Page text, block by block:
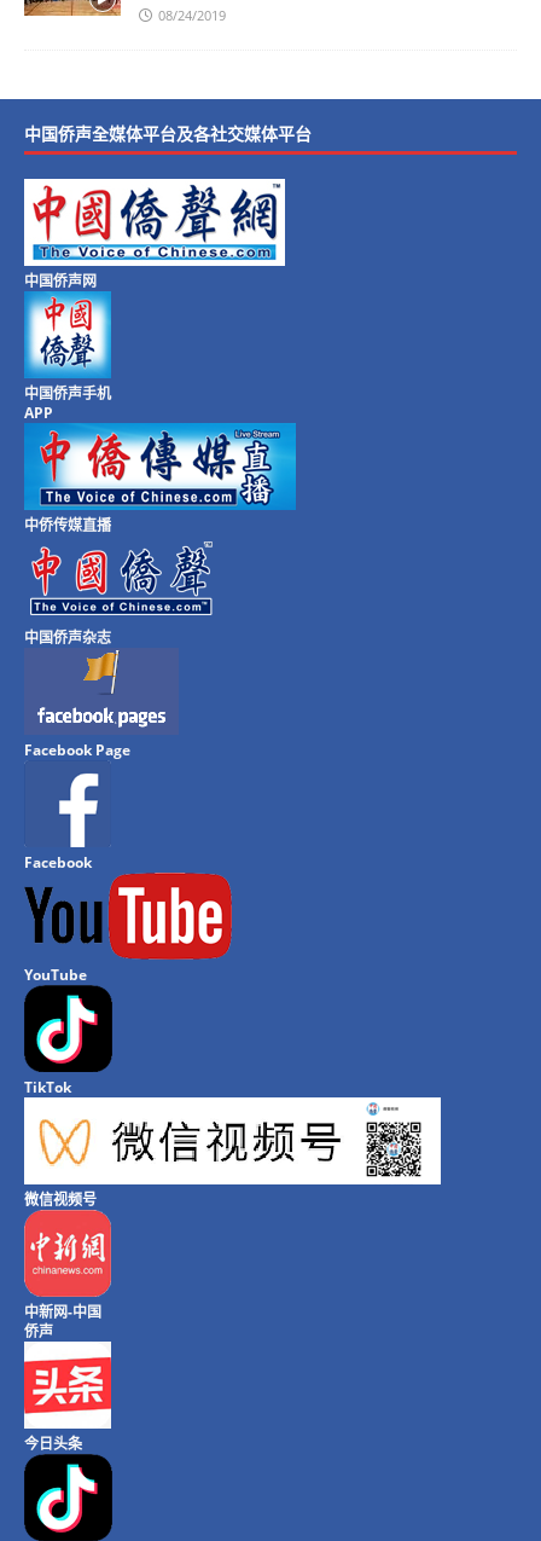
08/24/2019
中国侨声全媒体平台及各社交媒体平台
中国侨声网
中国侨声手机
APP
中侨传媒直播
中国侨声杂志
Facebook Page
Facebook
YouTube
TikTok
微信视频号
中新网-中国
侨声
今日头条